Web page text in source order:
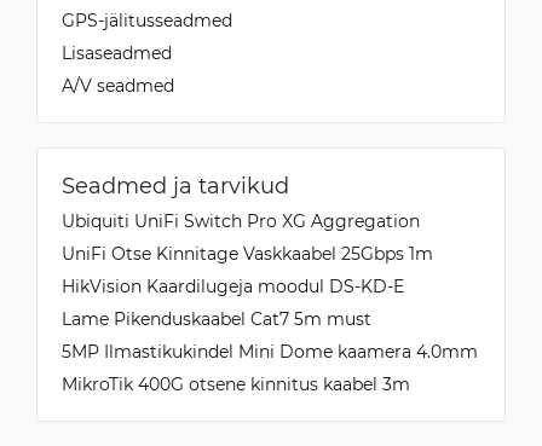
GPS-jälitusseadmed
Lisaseadmed
A/V seadmed
Seadmed ja tarvikud
Ubiquiti UniFi Switch Pro XG Aggregation
UniFi Otse Kinnitage Vaskkaabel 25Gbps 1m
HikVision Kaardilugeja moodul DS-KD-E
Lame Pikenduskaabel Cat7 5m must
5MP Ilmastikukindel Mini Dome kaamera 4.0mm
MikroTik 400G otsene kinnitus kaabel 3m